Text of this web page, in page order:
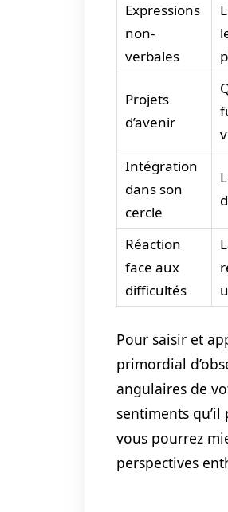
Expressions
non-
verbales
Projets
d’avenir
Intégration
dans son
cercle
Réaction
face aux
difficultés
Pour saisir et
primordial
angulaires de
sentiments qu’il
vous pourrez
perspectives